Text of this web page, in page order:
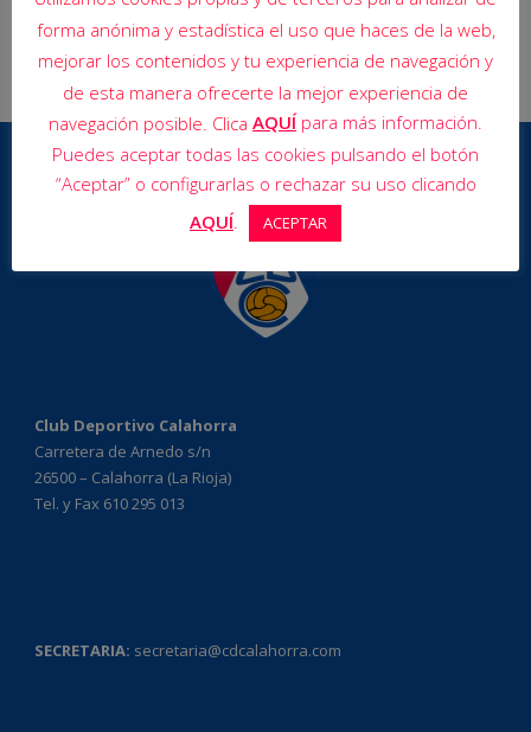
Club Deportivo Calahorra
Carretera de Arnedo s/n
26500 – Calahorra (La Rioja)
Tel. y Fax 610 295 013
SECRETARIA: secretaria@cdcalahorra.com
forma anónima y estadística el uso que haces de la web,
mejorar los contenidos y tu experiencia de navegación y
de esta manera ofrecerte la mejor experiencia de
navegación posible. Clica AQUÍ para más información.
Puedes aceptar todas las cookies pulsando el botón
“Aceptar” o configurarlas o rechazar su uso clicando
AQUÍ. ACEPTAR